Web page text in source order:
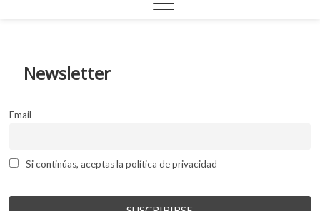
Newsletter
Email
Si continúas, aceptas la política de privacidad